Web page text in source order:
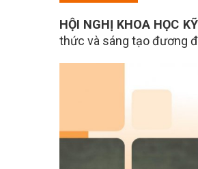
HỘI NGHỊ KHOA HỌC
thức và sáng tạo đương